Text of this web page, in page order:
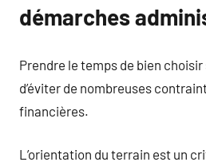
démarches
Prendre le temps de bien
d’éviter de nombreuses
financières.
L’orientation du terrain est un